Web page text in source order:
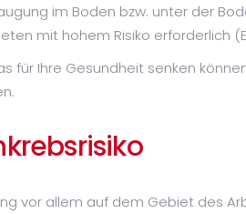
im Boden bzw. unter der
mit hohem Risiko erforderlich
für Ihre Gesundheit senken
vor allem auf dem Gebiet des